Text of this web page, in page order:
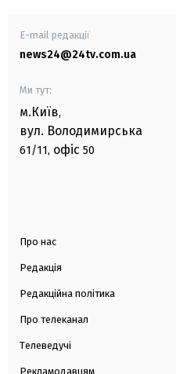
E-mail редакції
news24@24tv.com.ua
Ми тут:
м.Київ,
вул. Володимирська
61/11, офіс 50
Про нас
Редакція
Редакційна політика
Про телеканал
Телеведучі
Рекламодавцям